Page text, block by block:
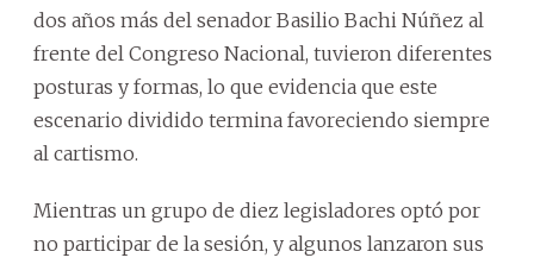
dos años más del senador Basilio Bachi Núñez al
frente del Congreso Nacional, tuvieron diferentes
posturas y formas, lo que evidencia que este
escenario dividido termina favoreciendo siempre
al cartismo.
Mientras un grupo de diez legisladores optó por
no participar de la sesión, y algunos lanzaron sus